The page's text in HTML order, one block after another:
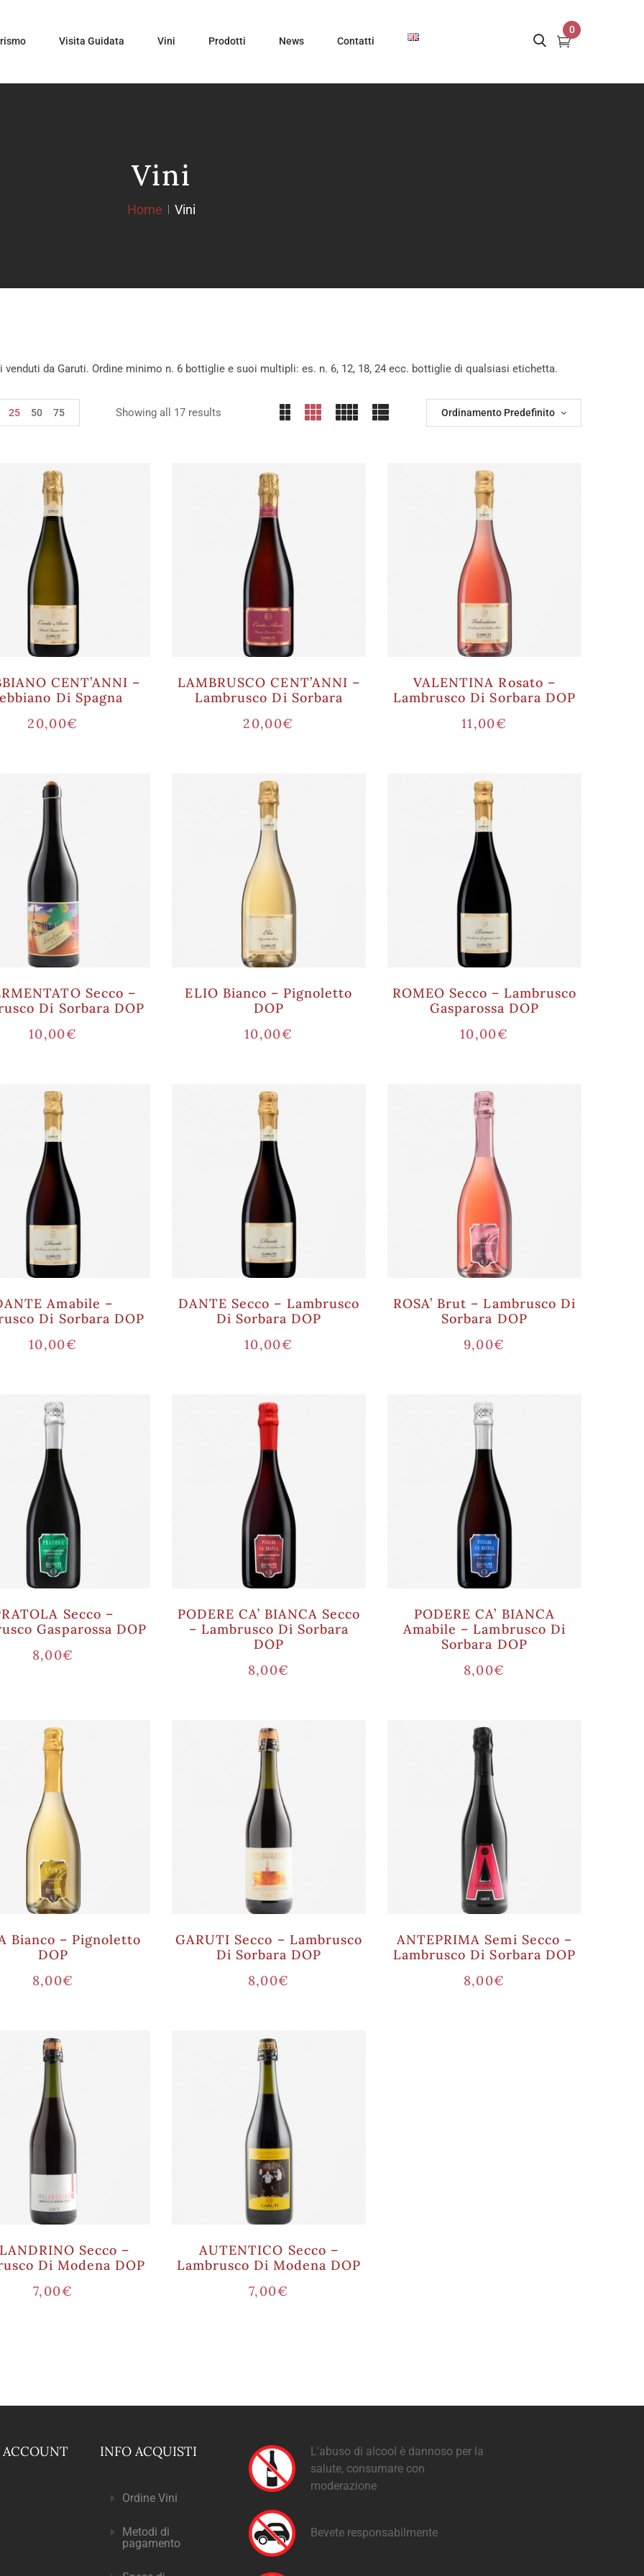
Visita Guidata Vini Prodotti News Contatti
0
Vini
Home Vini
venduti da Garuti. Ordine minimo n. 6 bottiglie e suoi multipli: es. n. 6, 12, 18, 24 ecc. bottiglie di qualsiasi etichetta.
Showing all 17 results Ordinamento Predefinito
25 50 75
CENT’ANNI –
Di Spagna
20,00€
LAMBRUSCO CENT’ANNI –
Lambrusco Di Sorbara
20,00€
VALENTINA Rosato –
Lambrusco Di Sorbara DOP
11,00€
Secco –
Di Sorbara DOP
10,00€
ELIO Bianco – Pignoletto
DOP
10,00€
ROMEO Secco – Lambrusco
Gasparossa DOP
10,00€
Amabile –
Di Sorbara DOP
10,00€
DANTE Secco – Lambrusco
Di Sorbara DOP
10,00€
ROSA’ Brut – Lambrusco Di
Sorbara DOP
9,00€
Secco –
Gasparossa DOP
8,00€
PODERE CA’ BIANCA Secco
– Lambrusco Di Sorbara
DOP
8,00€
PODERE CA’ BIANCA
Amabile – Lambrusco Di
Sorbara DOP
8,00€
Bianco – Pignoletto
DOP
8,00€
GARUTI Secco – Lambrusco
Di Sorbara DOP
8,00€
ANTEPRIMA Semi Secco –
Lambrusco Di Sorbara DOP
8,00€
Secco –
Di Modena DOP
7,00€
AUTENTICO Secco –
Lambrusco Di Modena DOP
7,00€
INFO ACQUISTI
Ordine Vini
Metodi di
pagamento
L'abuso di alcool è dannoso per la
salute, consumare con
moderazione
Bevete responsabilmente